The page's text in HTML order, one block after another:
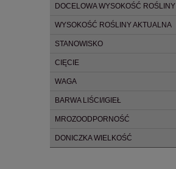
DOCELOWA WYSOKOŚĆ ROŚLINY
WYSOKOŚĆ ROŚLINY AKTUALNA
STANOWISKO
CIĘCIE
WAGA
BARWA LIŚCI/IGIEŁ
MROZOODPORNOŚĆ
DONICZKA WIELKOŚĆ